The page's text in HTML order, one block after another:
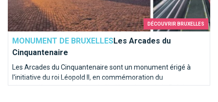
DÉCOUVRIR BRUXELLES
MONUMENT DE BRUXELLESLes Arcades du
Cinquantenaire
Les Arcades du Cinquantenaire sont un monument érigé à
l'initiative du roi Léopold II, en commémoration du
cinquantième anniversaire de l'indépendance de la Belgique en